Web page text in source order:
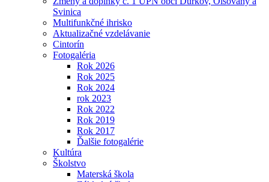
Svinica
Multifunkčné ihrisko
Aktualizačné vzdelávanie
Cintorín
Fotogaléria
Rok 2026
Rok 2025
Rok 2024
rok 2023
Rok 2022
Rok 2019
Rok 2017
Ďalšie fotogalérie
Kultúra
Školstvo
Materská škola